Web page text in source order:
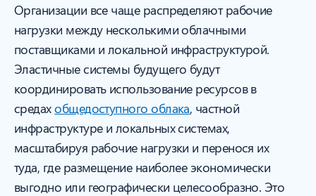
Организации все чаще распределяют рабочие
нагрузки между несколькими облачными
поставщиками и локальной инфраструктурой.
Эластичные системы будущего будут
координировать использование ресурсов в
средахобщедоступного облака, частной
инфраструктуре и локальных системах,
масштабируя рабочие нагрузки и перенося их
туда, где размещение наиболее экономически
выгодно или географически целесообразно. Это